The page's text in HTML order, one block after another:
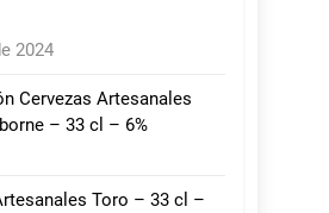
2024
Cervezas Artesanales
– 33 cl – 6%
Toro – 33 cl –